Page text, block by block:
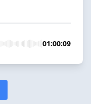
01:00:09